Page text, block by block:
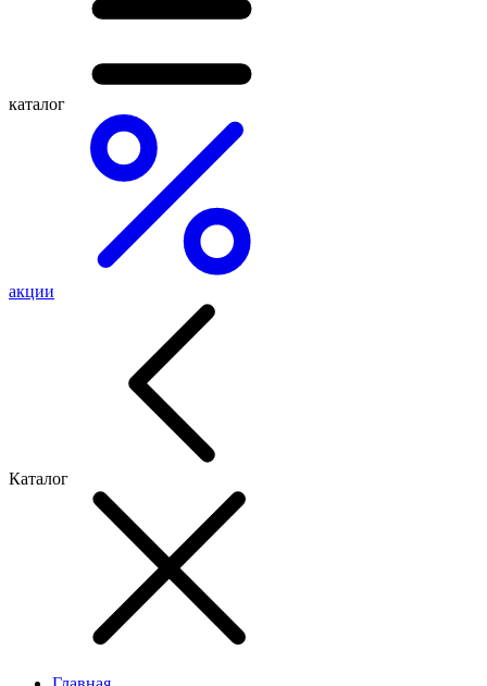
каталог
акции
Каталог